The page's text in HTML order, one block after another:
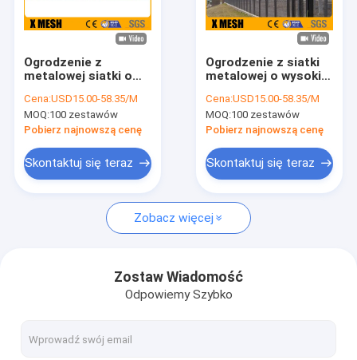
O nas
Aktualności
Ogrodzenie z siatki łańcuchowej
Ogrodzenie z siatki antypoślizgowej
Ogrodzenie z
metalowej siatki o
bezpieczeństwa 3D V,
zielone, malowane
proszkowo na pola
Cena:USD15.00-58.35/M
MOQ:100 zestawów
Pobierz najnowszą cenę
Skontaktuj się teraz
Ogrodzenie z siatki
metalowej o wysokim
bezpieczeństwa 50
mm x 150 mm w
kolorze czarnym dla
Cena:USD15.00-58.35/M
MOQ:100 zestawów
Pobierz najnowszą cenę
Skontaktuj się teraz
Zobacz więcej
Zostaw Wiadomość
Odpowiemy Szybko